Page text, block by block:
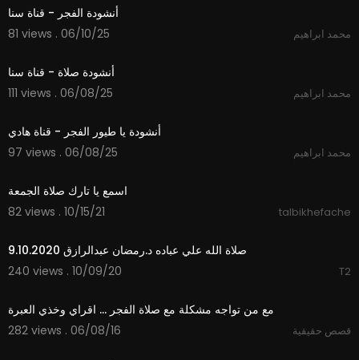
أنشودة الفجر - قناة سنا
81 views . 06/10/25
محمد ابراهيم
أنشودة صلاة - قناة سنا
111 views . 06/08/25
محمد ابراهيم
أنشودة يا طيور الفجر - قناة هادي
97 views . 06/08/25
محمد ابراهيم
اسمع يا تارك صلاة الجمعة
82 views . 10/15/21
talbikhefache
صلاة الله علي عباده د.رمضان عبدالرازق 9.10.2020
240 views . 10/09/20
T2
مع من تواجه مشكلة مع صلاة الفجر ... اقراي وخذي العبرة
282 views . 06/08/16
قصص حقيقية